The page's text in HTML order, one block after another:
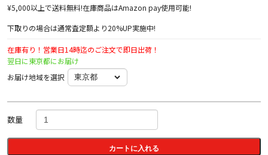
¥5,000以上で送料無料!在庫商品はAmazon pay使用可能!
下取りの場合は通常査定額より20%UP実施中!
在庫有り！営業日14時迄のご注文で即日出荷！
翌日に東京都にお届け
お届け地域を選択
数量
カートに入れる